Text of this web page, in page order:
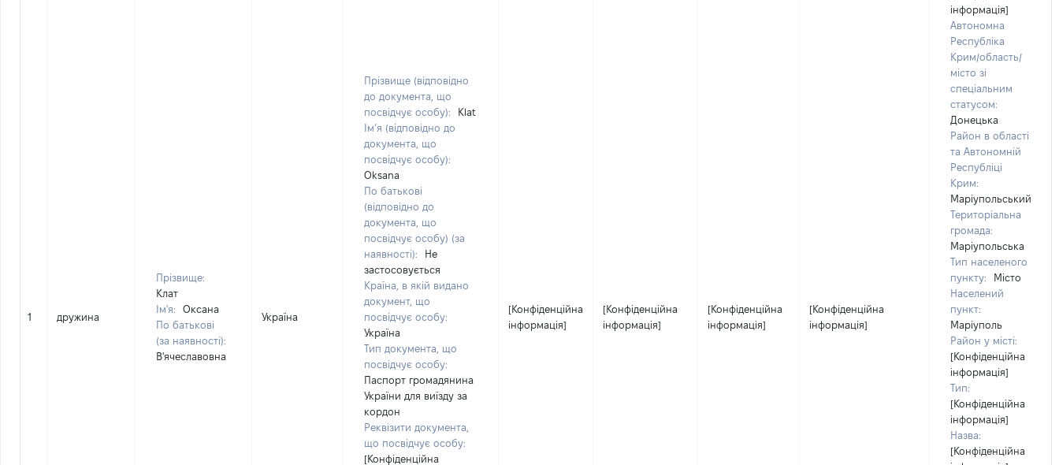
1 дружина
Прізвище:
Клат
Ім'я:
Оксана
По батькові
(за наявності):
В'ячеславовна
Україна
Прізвище (відповідно
до документа, що
посвідчує особу):
Klat
Ім’я (відповідно до
документа, що
посвідчує особу):
Oksana
По батькові
(відповідно до
документа, що
посвідчує особу) (за
наявності):
Не
застосовується
Країна, в якій видано
документ, що
посвідчує особу:
Україна
Тип документа, що
посвідчує особу:
Паспорт громадянина
України для виїзду за
кордон
Реквізити документа,
що посвідчує особу:
[Конфіденційна
[Конфіденційна
інформація]
[Конфіденційна
інформація]
[Конфіденційна
інформація]
[Конфіденційна
інформація]
інформація]
Автономна
Республіка
Крим/область/
місто зі
спеціальним
статусом:
Донецька
Район в області
та Автономній
Республіці
Крим:
Маріупольський
Територіальна
громада:
Маріупольська
Тип населеного
пункту:
Місто
Населений
пункт:
Маріуполь
Район у місті:
[Конфіденційна
інформація]
Тип:
[Конфіденційна
інформація]
Назва:
[Конфіденційна